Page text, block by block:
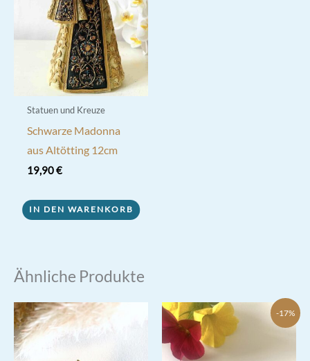
Statuen und Kreuze
Schwarze Madonna
aus Altötting 12cm
19,90€
IN DEN WARENKORB
Ähnliche Produkte
-17%